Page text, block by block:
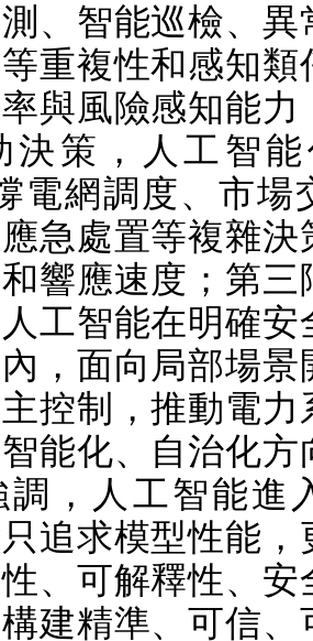
、智能巡檢、異
重複性和感知類
與風險感知能力
決策，人工智能
電網調度、市場
急處置等複雜決
響應速度；第三
工智能在明確安
，面向局部場景
控制，推動電力
能化、自治化方
調，人工智能進
追求模型性能，
、可解釋性、安
建精準、可信、